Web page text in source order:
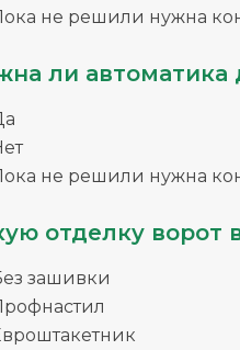
не решили нужна
ли автоматика
не решили нужна
отделку ворот
зашивки